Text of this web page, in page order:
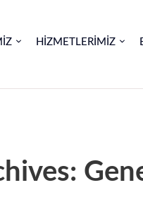
HIZMETLERIMIZ